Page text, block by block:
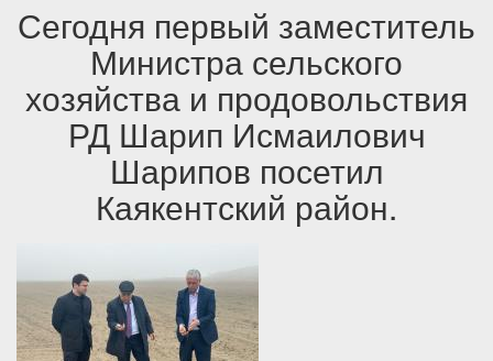
Сегодня первый заместитель
Министра сельского
хозяйства и продовольствия
РД Шарип Исмаилович
Шарипов посетил
Каякентский район.